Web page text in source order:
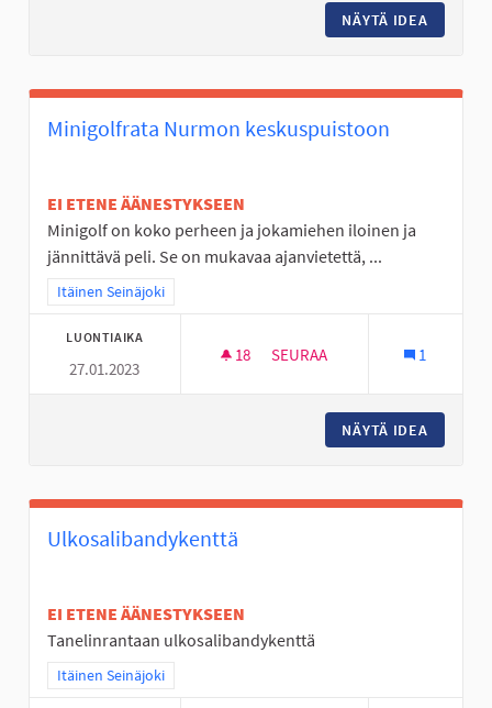
NÄYTÄ IDEA
Minigolfrata Nurmon keskuspuistoon
EI ETENE ÄÄNESTYKSEEN
Minigolf on koko perheen ja jokamiehen iloinen ja
jännittävä peli. Se on mukavaa ajanvietettä, ...
Rajaa tulokset teeman mukaan: Itäinen Seinäjoki
Itäinen Seinäjoki
LUONTIAIKA
27.01.2023
18 18 SEURAAJAA
SEURAA 1
NÄYTÄ IDEA
Ulkosalibandykenttä
EI ETENE ÄÄNESTYKSEEN
Tanelinrantaan ulkosalibandykenttä
Rajaa tulokset teeman mukaan: Itäinen Seinäjoki
Itäinen Seinäjoki